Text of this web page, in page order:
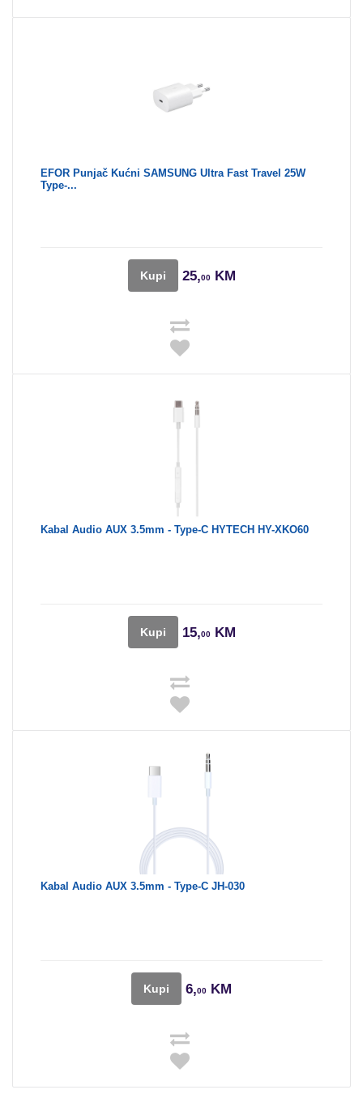
EFOR Punjač Kućni SAMSUNG Ultra Fast Travel 25W
Type-...
Kupi 25,00KM
Kabal Audio AUX 3.5mm - Type-C HYTECH HY-XKO60
Kupi 15,00KM
Kabal Audio AUX 3.5mm - Type-C JH-030
Kupi 6,00 KM